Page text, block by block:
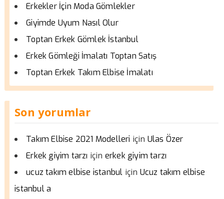
Erkekler İçin Moda Gömlekler
Giyimde Uyum Nasıl Olur
Toptan Erkek Gömlek İstanbul
Erkek Gömleği İmalatı Toptan Satış
Toptan Erkek Takım Elbise İmalatı
Son yorumlar
Takım Elbise 2021 Modelleri için Ulas Özer
Erkek giyim tarzı için erkek giyim tarzı
ucuz takım elbise istanbul için Ucuz takım elbise
istanbul a